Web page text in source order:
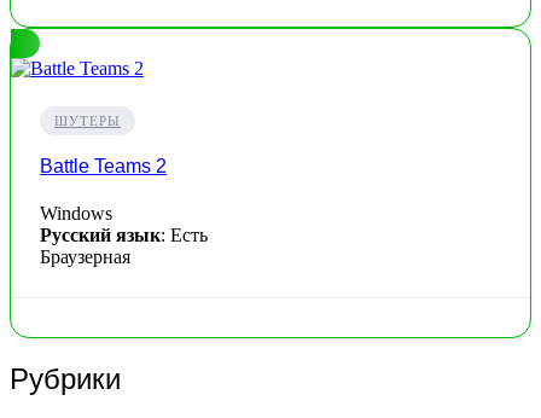
ШУТЕРЫ
Battle Teams 2
Windows
Русский язык: Есть
Браузерная
Рубрики